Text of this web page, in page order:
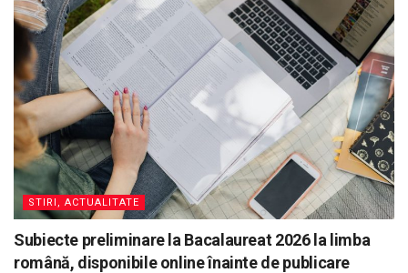
STIRI, ACTUALITATE
Subiecte preliminare la Bacalaureat 2026 la limba
română, disponibile online înainte de publicare